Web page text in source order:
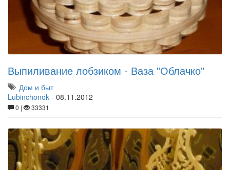
Выпиливание лобзиком - Ваза "Облачко"
Дом и быт
Lubinchonok - 08.11.2012
0 | 33331